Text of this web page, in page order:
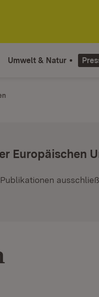
Umwelt & Natur
Europäischen